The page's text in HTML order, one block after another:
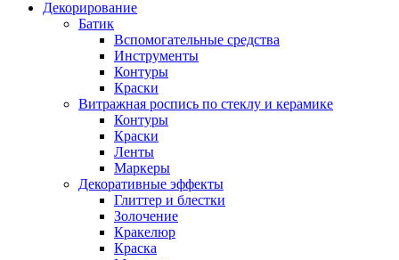
Декорирование
Батик
Вспомогательные средства
Инструменты
Контуры
Краски
Витражная роспись по стеклу и керамике
Контуры
Краски
Ленты
Маркеры
Декоративные эффекты
Глиттер и блестки
Золочение
Кракелюр
Краска